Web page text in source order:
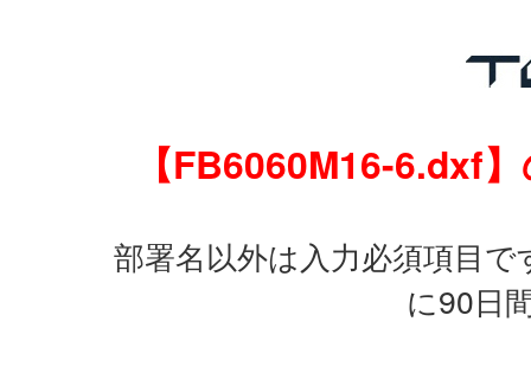
【FB6060M16-6.dxf
部署名以外は入力必須項目
に90日